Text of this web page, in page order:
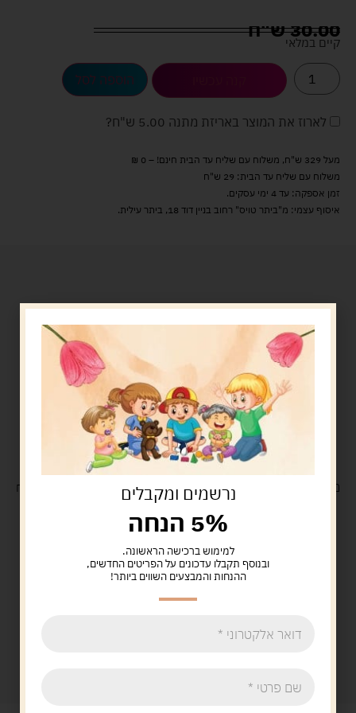
30.00ש"ח
קיים במלאי
הוספה לסל
לארוז את המוצר באריזת מתנה 5.00 ש"ח ?
מעל 329 ש"ח, משלוח עם שליח עד הבית חינם! – 0 ₪
משלוח עם שליח עד הבית: 29 ש"ח
זמן אספקה: עד 4 ימי עסקים.
איסוף עצמי: מ"ביתר טויס" רחוב בניין דוד 18, ביתר עילית.
משלוח בקנייה מעל 329 ש"ח משלוח עםנרשמים ומקבלים
5% הנחה
למימוש ברכישה הראשונה.
ובנוסף תקבלו עדכונים על הפריטים החדשים,
ההנחות והמבצעים השווים ביותר!